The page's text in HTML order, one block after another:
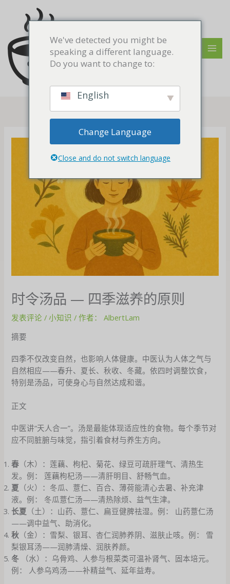
时令汤品 — 四季滋养的原则
发表评论 /小知识 / 作者：
AlbertLam
摘要
四季不仅改变自然，也影响人体健康。中医认为人体之气与
自然相应——春升、夏长、秋收、冬藏。依四时调整饮食，
特别是汤品，可使身心与自然达成和谐。
正文
中医讲“天人合一”。汤是最能体现适应性的食物。每个季节对
应不同脏腑与味觉，指引着食材与养生方向。
春 （木）：莲藕、枸杞、菊花、绿豆可疏肝理气、清热生
发。例： 莲藕枸杞汤——清肝明目、舒畅气血。
夏 （火）：冬瓜、薏仁、百合、薄荷能清心去暑、补充津
液。例： 冬瓜薏仁汤——清热除烦、益气生津。
长夏 （土）：山药、薏仁、扁豆健脾祛湿。例： 山药薏仁汤
——调中益气、助消化。
秋 （金）：雪梨、银耳、杏仁润肺养阴、滋肤止咳。例： 雪
梨银耳汤——润肺清燥、润肤养颜。
冬
（水）：乌骨鸡、人参与根菜类可温补肾气、固本培元。
例： 人参乌鸡汤——补精益气、延年益寿。
We've detected you might be
speaking a different language.
Do you want to change to:
English
Change Language
Close and do not switch language